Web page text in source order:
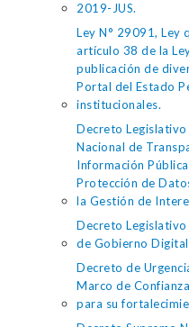
2019-JUS.
Ley N° 29091, Ley
artículo 38 de la
publicación de
Portal del Estado
institucionales.
Decreto
Nacional de
Información
Protección de
la Gestión de
Decreto Legislativo
de Gobierno
Decreto de
Marco de
para su